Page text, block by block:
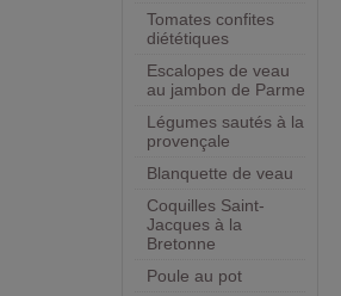
Tomates confites
diététiques
Escalopes de veau
au jambon de Parme
Légumes sautés à la
provençale
Blanquette de veau
Coquilles Saint-
Jacques à la
Bretonne
Poule au pot